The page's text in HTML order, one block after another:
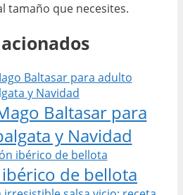
tamaño que necesites.
Baltasar para
y Navidad
de bellota